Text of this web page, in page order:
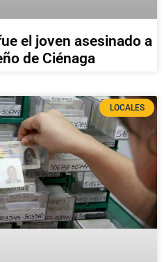
el joven asesinado a
de Ciénaga
LOCALES